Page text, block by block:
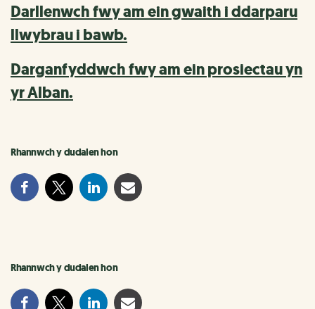
Darllenwch fwy am ein gwaith i ddarparu
llwybrau i bawb.
Darganfyddwch fwy am ein prosiectau yn
yr Alban.
Rhannwch y dudalen hon
Rhannwch y dudalen hon